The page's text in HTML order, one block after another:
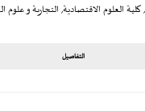
,كلية العلوم الاقتصادية, التجارية و علوم
التفاصيل